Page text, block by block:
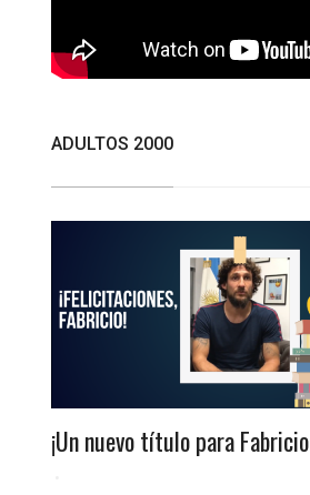
ADULTOS 2000
¡Un nuevo título para